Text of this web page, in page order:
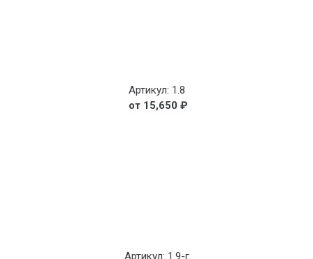
Артикул: 1.8
15,650 ₽
Артикул: 1.9-г